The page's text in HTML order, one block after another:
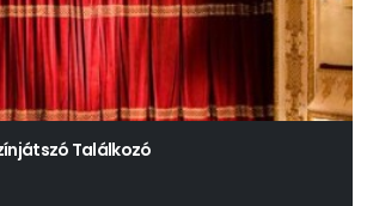
Találkozó